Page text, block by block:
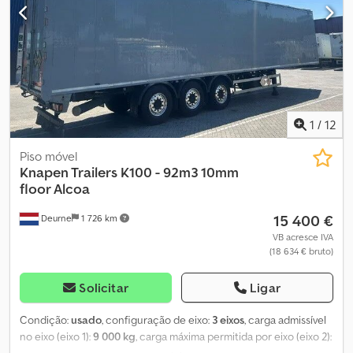
1 / 12
Deurne 1 726 km
Piso móvel
Knapen Trailers K100 - 92m3 10mm
floor Alcoa
15 400 €
VB acresce IVA
(18 634 € bruto)
Solicitar Ligar
Condição:usado, configuração de eixo: 3 eixos, carga admissível
no eixo (eixo 1):9 000 kg, carga máxima permitida por eixo (eixo 2):